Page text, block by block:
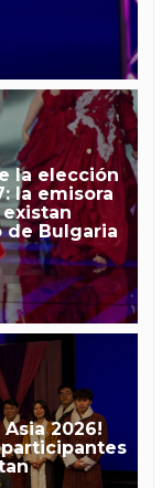
la elección
la emisora
de Bulgaria
Asia 2026!